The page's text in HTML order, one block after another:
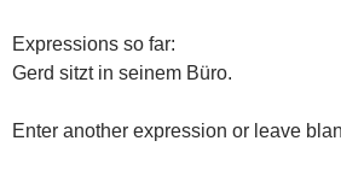
Expressions so far:
Gerd sitzt in seinem Büro.
Enter another expression or leave